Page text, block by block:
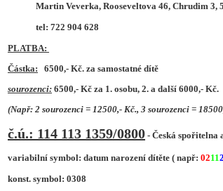
Martin Veverka, Rooseveltova 46, Chrudim 3,
tel: 722 904 628
PLATBA:
Částka: 6500,- Kč. za samostatné dítě
sourozenci: 6500,- Kč za 1. osobu, 2. a další 6000,- Kč.
(Např: 2 sourozenci = 12500,- Kč., 3 sourozenci = 18500
č.ú.: 114 113 1359/0800 - Česká spořitelna
variabilní symbol: datum narození dítěte ( např: 0211
konst. symbol: 0308